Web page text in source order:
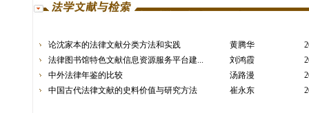
论沈家本的法律文献分类方法和实践 黄腾华
法律图书馆特色文献信息资源服务平台建...
刘鸿霞
中外法律年鉴的比较
汤路漫
中国古代法律文献的史料价值与研究方法
崔永东